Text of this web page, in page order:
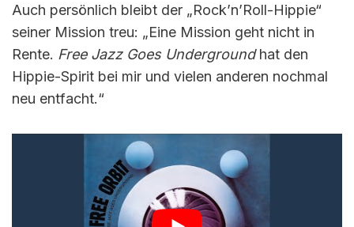
Auch persönlich bleibt der „Rock’n’Roll-Hippie“
seiner Mission treu: „Eine Mission geht nicht in
Rente. Free Jazz Goes Undergroundhat den
Hippie-Spirit bei mir und vielen anderen nochmal
neu entfacht.“